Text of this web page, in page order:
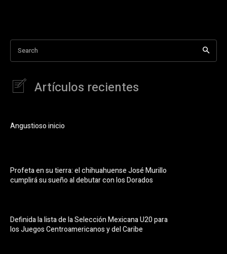
Search
Artículos recientes
Angustioso inicio
Profeta en su tierra: el chihuahuense José Murillo
cumplirá su sueño al debutar con los Dorados
Definida la lista de la Selección Mexicana U20 para
los Juegos Centroamericanos y del Caribe